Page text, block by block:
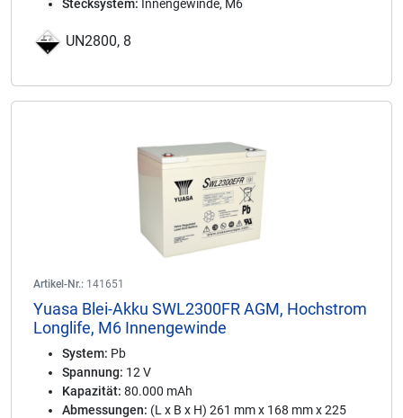
Stecksystem: Innengewinde, M6
UN2800, 8
Artikel-Nr.: 141651
Yuasa Blei-Akku SWL2300FR AGM, Hochstrom
Longlife, M6 Innengewinde
System: Pb
Spannung: 12 V
Kapazität: 80.000 mAh
Abmessungen: (L x B x H) 261 mm x 168 mm x 225